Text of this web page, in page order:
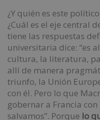
¿Y quién es este
¿Cuál es el eje central
tiene las respuestas
universitaria dice: “es
cultura, la literatura,
allí de manera
triunfo, la Unión
con él. Pero lo que
gobernar a Francia
salvamos”. Porque lo